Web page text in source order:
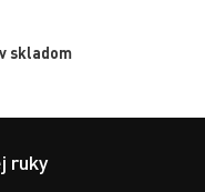
skladom
ruky